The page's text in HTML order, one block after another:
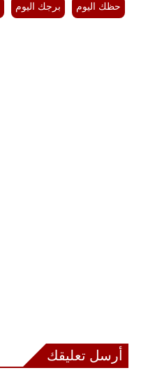
حظك اليوم برجك اليوم
أرسل تعليقك